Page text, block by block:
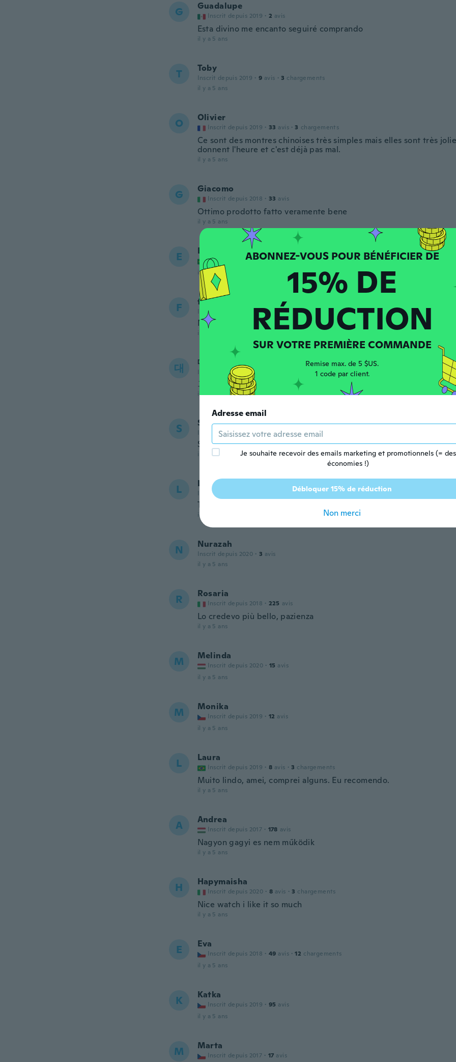
G Guadalupe
Inscrit depuis 2019 · 2 avis
Esta divino me encanto seguiré comprando
il y a 5 ans
T Toby
Inscrit depuis 2019 · 9 avis · 3 chargements
il y a 5 ans
O Olivier
Inscrit depuis 2019 · 33 avis · 3 chargements
Ce sont des montres chinoises très simples mais elles sont très
donnent l'heure et c'est déjà pas mal.
il y a 5 ans
G Giacomo
Inscrit depuis 2018 · 33 avis
Ottimo prodotto fatto veramente bene
il y a 5 ans
E Eldeson
Inscrit depuis 2019 · 4 avis
il y a 5 ans
F fatimazahra
Inscrit depuis 2020 7 avis 7 chargements
Nice
il y a 5 ans
대 대정
Inscrit depuis 2020
그저
il y a 5 ans
S Sylvia
Inscrit depuis 2020 · 10 avis
So happy with this - really lovely and works perfectly- worth the
il y a 5 ans
L Louise
Inscrit depuis 2019 chargements
Time will tell if it keeps time but apart from that it is very nice Ty.
il y a 5 ans
N Nurazah
Inscrit depuis 2020 · 3 avis
il y a 5 ans
R Rosaria
Inscrit depuis 2018 · 225 avis
Lo credevo più bello, pazienza
il y a 5 ans
M Melinda
Inscrit depuis 2020 · 15 avis
il y a 5 ans
M Monika
Inscrit depuis 2019 · 12 avis
il y a 5 ans
L Laura
Inscrit depuis 2019 · 8 avis · 3 chargements
Muito lindo, amei, comprei alguns. Eu recomendo.
il y a 5 ans
A Andrea
Inscrit depuis 2017 · 178 avis
Nagyon gagyi es nem működik
il y a 5 ans
H Hapymaisha
Inscrit depuis 2020 · 8 avis · 3 chargements
Nice watch i like it so much
il y a 5 ans
E Eva
Inscrit depuis 2018 · 49 avis · 12 chargements
il y a 5 ans
K Katka
Inscrit depuis 2019 · 95 avis
il y a 5 ans
M Marta
Inscrit depuis 2017 · 17 avis
15% DE
RÉDUCTION
SUR VOTRE PREMIÈRE COMMANDE
Remise max. de 5 $US.
1 code par client.
Adresse email
Je souhaite recevoir des emails marketing et promotionnels (= des
économies !)
Débloquer 15% de réduction
Non merci